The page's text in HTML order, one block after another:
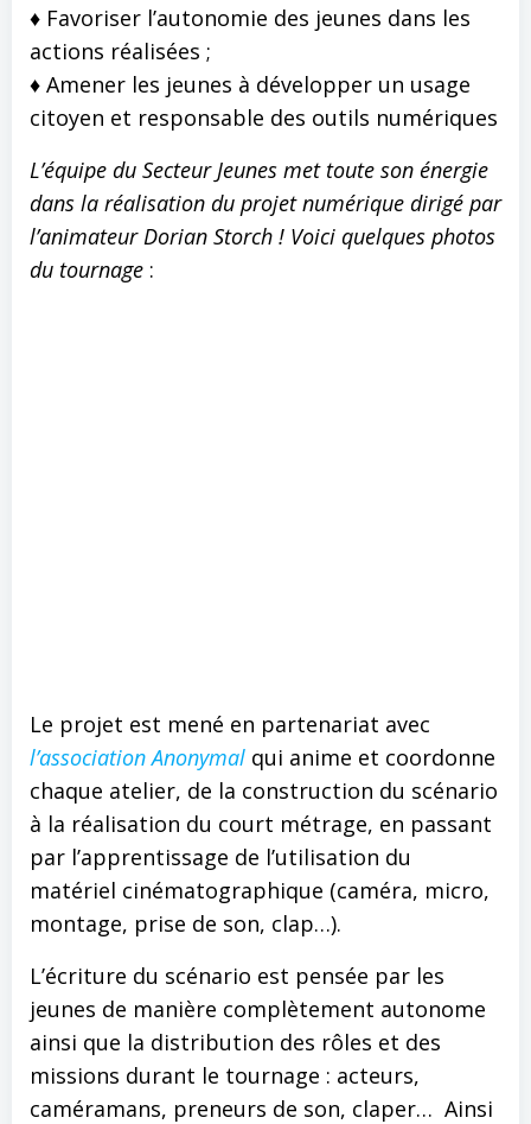
♦ Favoriser l’autonomie des jeunes dans les
actions réalisées ;
♦ Amener les jeunes à développer un usage
citoyen et responsable des outils numériques
L’équipe du Secteur Jeunes met toute son énergie
dans la réalisation du projet numérique dirigé par
l’animateur Dorian Storch ! Voici quelques photos
du tournage :
Le projet est mené en partenariat avec
l’association Anonymal qui anime et coordonne
chaque atelier, de la construction du scénario
à la réalisation du court métrage, en passant
par l’apprentissage de l’utilisation du
matériel cinématographique (caméra, micro,
montage, prise de son, clap…).
L’écriture du scénario est pensée par les
jeunes de manière complètement autonome
ainsi que la distribution des rôles et des
missions durant le tournage : acteurs,
caméramans, preneurs de son, claper… Ainsi